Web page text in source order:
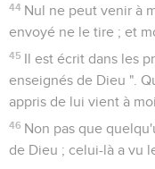
44 Nul ne peut venir à
envoyé ne le tire ; et
45 Il est écrit dans les
enseignés de Dieu ".
appris de lui vient à moi.
46 Non pas que
de Dieu ; celui-là a vu